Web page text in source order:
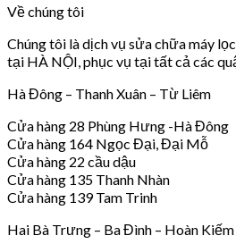
Về chúng tôi
Chúng tôi là dịch vụ sửa chữa máy
tại HÀ NỘI, phục vụ tại tất cả các
Hà Đông – Thanh Xuân – Từ Liêm
Cửa hàng 28 Phùng Hưng -Hà Đông
Cửa hàng 164 Ngọc Đại, Đại Mỗ
Cửa hàng 22 cầu dậu
Cửa hàng 135 Thanh Nhàn
Cửa hàng 139 Tam Trinh
Hai Bà Trưng – Ba Đình – Hoàn Kiếm